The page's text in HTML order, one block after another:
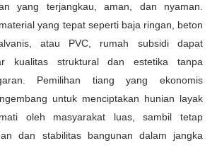
yang terjangkau, aman, dan nyaman.
yang tepat seperti baja ringan, beton
atau PVC, rumah subsidi dapat
kualitas struktural dan estetika tanpa
Pemilihan tiang yang ekonomis
untuk menciptakan hunian layak
oleh masyarakat luas, sambil tetap
dan stabilitas bangunan dalam jangka